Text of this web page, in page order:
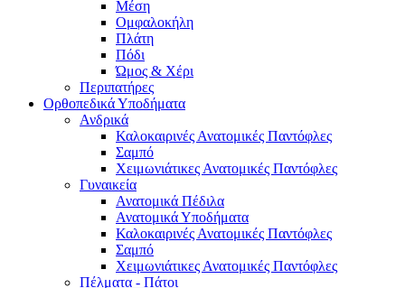
Μέση
Ομφαλοκήλη
Πλάτη
Πόδι
Ώμος & Χέρι
Περιπατήρες
Ορθοπεδικά Υποδήματα
Ανδρικά
Καλοκαιρινές Ανατομικές Παντόφλες
Σαμπό
Χειμωνιάτικες Ανατομικές Παντόφλες
Γυναικεία
Ανατομικά Πέδιλα
Ανατομικά Υποδήματα
Καλοκαιρινές Ανατομικές Παντόφλες
Σαμπό
Χειμωνιάτικες Ανατομικές Παντόφλες
Πέλματα - Πάτοι